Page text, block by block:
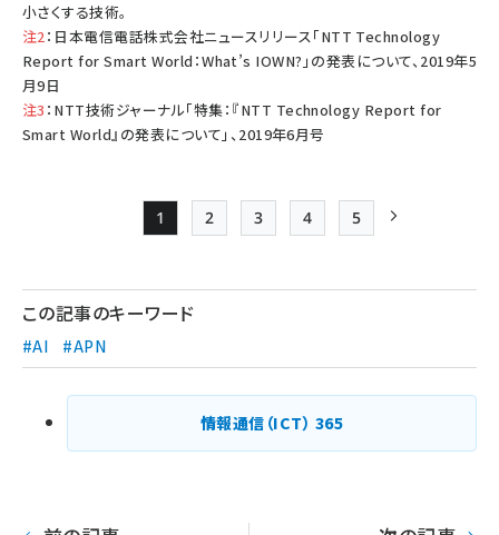
小さくする技術。
注2： 日本電信電話株式会社ニュースリリース「NTT Technology
Report for Smart World：What’s IOWN?」の発表について、2019年5
月9日
注3 ： NTT技術ジャーナル「特集：『NTT Technology Report for
Smart World』の発表について」、2019年6月号
り
Page
1
Page
2
Page
3
Page
4
Page
5
この記事のキーワード
#AI #APN
情報通信（ICT） 365